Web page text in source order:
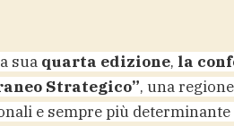
sua quarta edizione, la
Strategico”, una
e sempre più